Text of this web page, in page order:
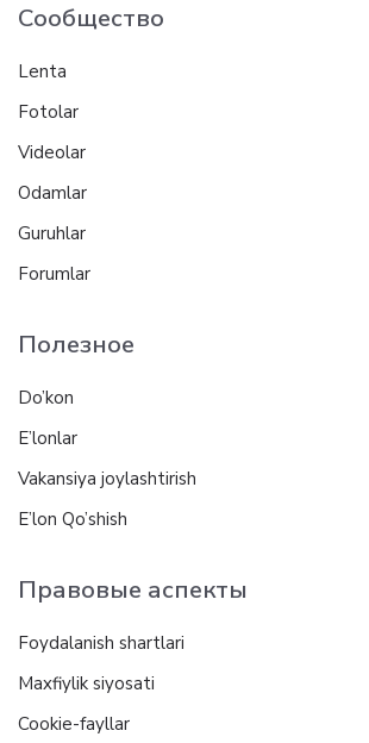
Сообщество
Lenta
Fotolar
Videolar
Odamlar
Guruhlar
Forumlar
Полезное
Do’kon
E’lonlar
Vakansiya joylashtirish
E’lon Qo’shish
Правовые аспекты
Foydalanish shartlari
Maxfiylik siyosati
Cookie-fayllar